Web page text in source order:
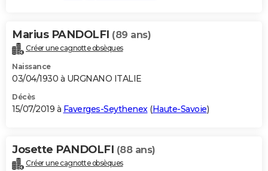
Marius PANDOLFI (89 ans)
Créer une cagnotte obsèques
Naissance
03/04/1930 à URGNANO ITALIE
Décès
15/07/2019 à Faverges-Seythenex(Haute-Savoie)
Josette PANDOLFI (88 ans)
Créer une cagnotte obsèques